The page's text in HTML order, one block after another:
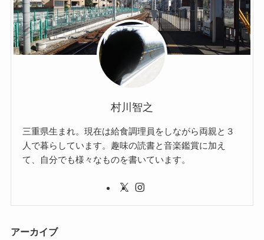
村川智之
三重県生まれ。現在は給食調理員をしながら両親と３
人で暮らしています。趣味の読書と音楽鑑賞に加え
て、自分でも様々なものを書いています。
アーカイブ